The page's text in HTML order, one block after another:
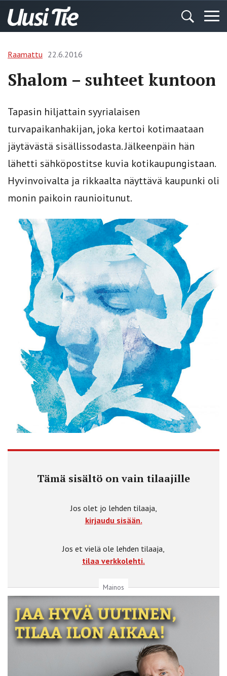
Raamattu 22.6.2016
Shalom – suhteet kuntoon
Tapasin hiljattain syyrialaisen
turvapaikanhakijan, joka kertoi kotimaataan
jäytävästä sisällissodasta. Jälkeenpäin hän
lähetti sähköpostitse kuvia kotikaupungistaan.
Hyvinvoivalta ja rikkaalta näyttävä kaupunki oli
monin paikoin raunioitunut.
Tämä sisältö on vain tilaajille
Jos olet jo lehden tilaaja,
kirjaudu sisään.
Jos et vielä ole lehden tilaaja,
tilaa verkkolehti.
Mainos